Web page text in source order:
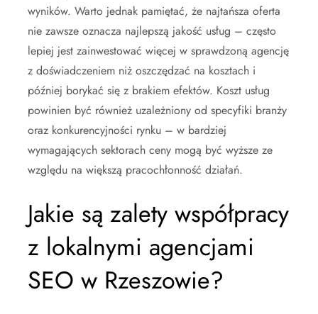
wyników. Warto jednak pamiętać, że najtańsza oferta
nie zawsze oznacza najlepszą jakość usług – często
lepiej jest zainwestować więcej w sprawdzoną agencję
z doświadczeniem niż oszczędzać na kosztach i
później borykać się z brakiem efektów. Koszt usług
powinien być również uzależniony od specyfiki branży
oraz konkurencyjności rynku – w bardziej
wymagających sektorach ceny mogą być wyższe ze
względu na większą pracochłonność działań.
Jakie są zalety współpracy
z lokalnymi agencjami
SEO w Rzeszowie?